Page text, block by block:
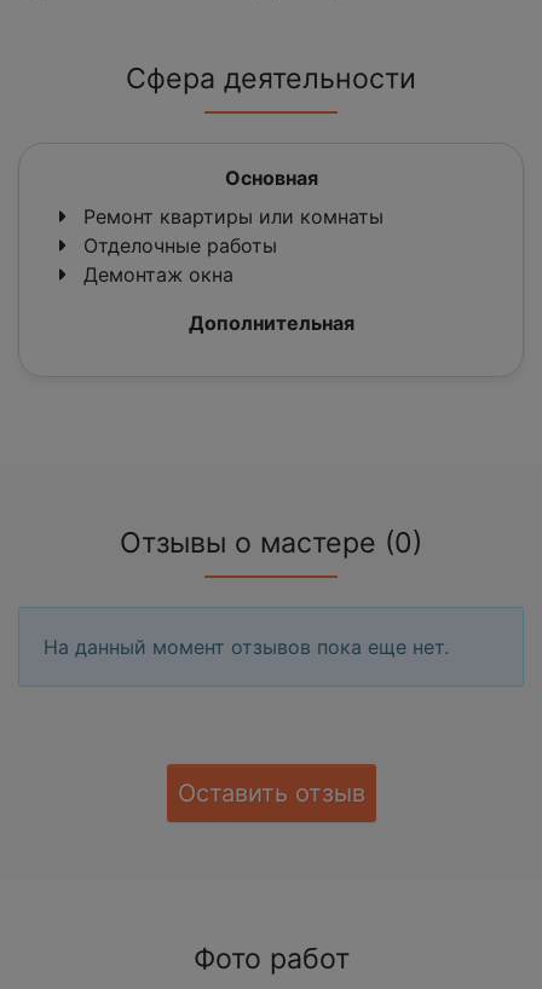
Сфера деятельности
Основная
Ремонт квартиры или комнаты
Отделочные работы
Демонтаж окна
Дополнительная
Отзывы о мастере (0)
На данный момент отзывов пока еще нет.
Оставить отзыв
Фото работ